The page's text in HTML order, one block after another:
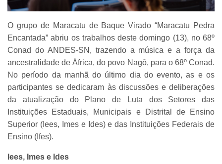
O grupo de Maracatu de Baque Virado “Maracatu Pedra
Encantada” abriu os trabalhos deste domingo (13), no 68º
Conad do ANDES-SN, trazendo a música e a força da
ancestralidade de África, do povo Nagô, para o 68º Conad.
No período da manhã do último dia do evento, as e os
participantes se dedicaram às discussões e deliberações
da atualização do Plano de Luta dos Setores das
Instituições Estaduais, Municipais e Distrital de Ensino
Superior (Iees, Imes e Ides) e das Instituições Federais de
Ensino (Ifes).
Iees, Imes e Ides